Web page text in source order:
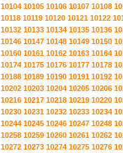
10104 10105 10106 10107 10108
10118 10119 10120 10121 10122
10132 10133 10134 10135 10136
10146 10147 10148 10149 10150
10160 10161 10162 10163 10164
10174 10175 10176 10177 10178
10188 10189 10190 10191 10192
10202 10203 10204 10205 10206
10216 10217 10218 10219 10220
10230 10231 10232 10233 10234
10244 10245 10246 10247 10248
10258 10259 10260 10261 10262
10272 10273 10274 10275 10276